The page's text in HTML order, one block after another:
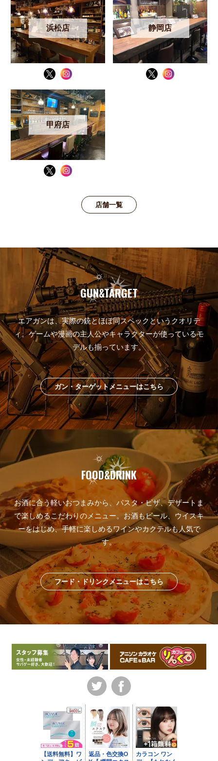
浜松店 静岡店
甲府店
店舗一覧
GUN&TARGET
エアガンは、実際の銃とほぼ同スペックというクオリテ
ィ。ゲームや漫画の主人公やキャラクターが使っているモ
デルも揃っています。
ガン・ターゲットメニューはこちら
FOOD&DRINK
お酒に合う軽いおつまみから、パスタ・ピザ、デザートま
で楽しめるこだわりのメニュー。 お酒もビール、ウイスキ
ーをはじめ、手軽に楽しめるワインやカクテルも人気で
す。
フード・ドリンクメニューはこちら